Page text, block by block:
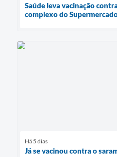
Saúde leva vacinação
complexo do
Há 5 dias
Já se vacinou contra o